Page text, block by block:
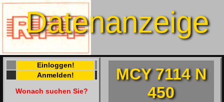
Datenanzeige
Einloggen!
Anmelden!
Wonach suchen Sie?
MCY 7114 N
450